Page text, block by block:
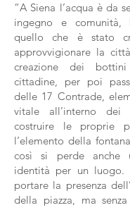
“A Siena l’acqua è da
ingegno e comunità,
quello che è stato
approvvigionare la
creazione dei
cittadine, per poi
delle 17 Contrade,
vitale all’interno
costruire le proprie
l’elemento della
così si perde anche
identità per un luogo.
portare la presenza
della piazza, ma senza